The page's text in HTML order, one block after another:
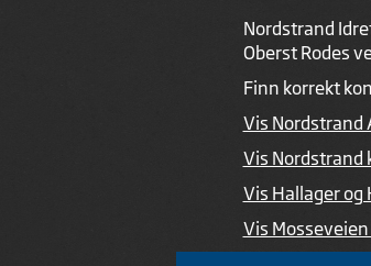
Nordstrand
Oberst Rodes
Finn korrekt
Vis Nordstrand
Vis Nordstrand
Vis Hallager
Vis